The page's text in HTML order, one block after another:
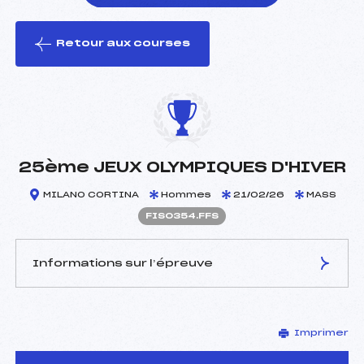
le ski
Retour aux courses
25ème JEUX OLYMPIQUES D'HIVER
MILANO CORTINA Hommes 21/02/26 MASS
FIS0354.FFS
Informations sur l’épreuve
–
D.T Adjoint :
–
Imprimer